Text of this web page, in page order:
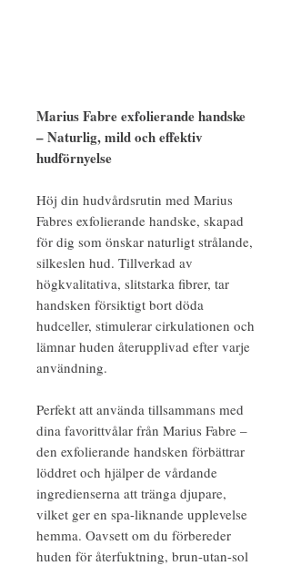
Marius Fabre exfolierande handske
– Naturlig, mild och effektiv
hudförnyelse
Höj din hudvårdsrutin med Marius
Fabres exfolierande handske, skapad
för dig som önskar naturligt strålande,
silkeslen hud. Tillverkad av
högkvalitativa, slitstarka fibrer, tar
handsken försiktigt bort döda
hudceller, stimulerar cirkulationen och
lämnar huden återupplivad efter varje
användning.
Perfekt att använda tillsammans med
dina favorittvålar från Marius Fabre –
den exfolierande handsken förbättrar
löddret och hjälper de vårdande
ingredienserna att tränga djupare,
vilket ger en spa-liknande upplevelse
hemma. Oavsett om du förbereder
huden för återfuktning, brun-utan-sol